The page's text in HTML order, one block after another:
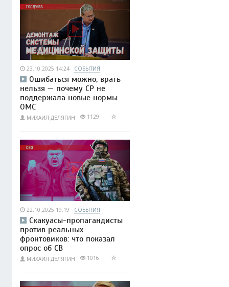
23.10.2025 14:24 СОБЫТИЯ
Ошибаться можно, врать
нельзя — почему СР не
поддержала новые нормы
ОМС
МИХАИЛ ДЕЛЯГИН 1129
22.10.2025 19:19 СОБЫТИЯ
Скакуасы-пропагандисты
против реальных
фронтовиков: что показал
опрос об СВ
МИХАИЛ ДЕЛЯГИН 1016